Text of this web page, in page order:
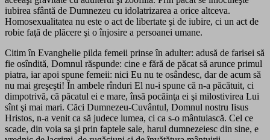
iubirea sfântă de Dumnezeu cu idolatrizarea a orice altceva.
Homosexualitatea nu este o act de libertate şi de iubire, ci un act de
robie faţă de plăcere şi o înjosire a persoanei umane.
Citim în Evanghelie pilda femeii prinse în adulter: adusă de farisei să
fie osîndită, Domnul răspunde: cine e fără de păcat să arunce primul
piatra, iar apoi spune femeii: nici Eu nu te osândesc, dar de acum să
nu mai greşeşti! În ambele rînduri El nu-i spune că n-a păcătuit, ci
dimpotrivă, că păcatul ei e mare, însă pocăinţa ei şi milostivirea Lui
sînt şi mai mari. Căci Dumnezeu-Cuvântul, Domnul nostru Iisus
Hristos, n-a venit ca să judece lumea, ci ca s-o mântuiască. Cel ce
scade, din voia sa şi prin faptele sale, harul dumnezeiesc din sine, e